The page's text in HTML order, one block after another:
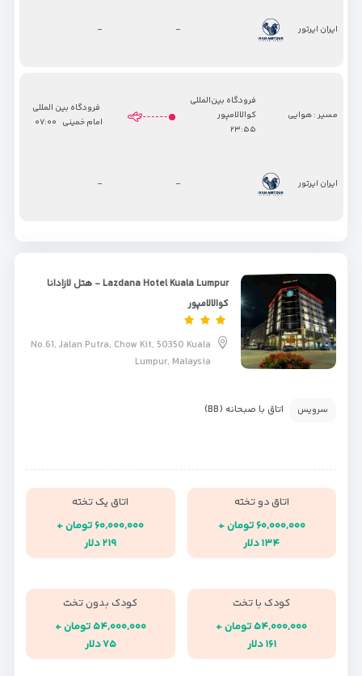
ایران ایرتور -
-
مسیر : هوایی
فرودگاه بین‌المللی
کوالالامپور
۲۳:۵۵
فرودگاه بین المللی
امام خمینی ۰۷:۰۰
ایران ایرتور -
-
Lazdana Hotel Kuala Lumpur - هتل لازادانا
کوالالامپور
No.61, Jalan Putra, Chow Kit, 50350 Kuala
Lumpur, Malaysia
سرویس اتاق با صبحانه (BB)
اتاق دو تخته
۶۰,۰۰۰,۰۰۰ تومان +
۱۳۴ دلار
اتاق یک تخته
۶۰,۰۰۰,۰۰۰ تومان +
۲۱۹ دلار
کودک با تخت
۵۴,۰۰۰,۰۰۰ تومان +
۱۶۱ دلار
کودک بدون تخت
۵۴,۰۰۰,۰۰۰ تومان +
۷۵ دلار